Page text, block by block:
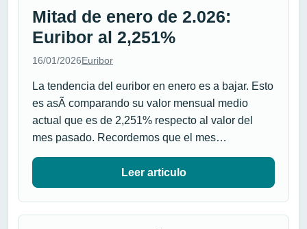
Mitad de enero de 2.026:
Euribor al 2,251%
16/01/2026Euribor
La tendencia del euribor en enero es a bajar. Esto
es asÃ­ comparando su valor mensual medio
actual que es de 2,251% respecto al valor del
mes pasado. Recordemos que el mes…
Leer articulo